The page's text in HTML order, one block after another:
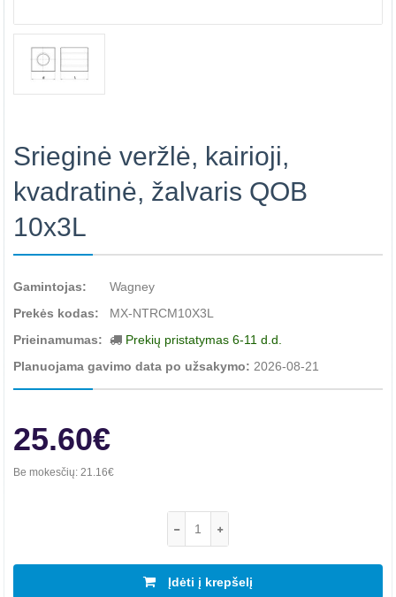
Srieginė veržlė, kairioji,
kvadratinė, žalvaris QOB
10x3L
Gamintojas:
Wagney
Prekės kodas:
MX-NTRCM10X3L
Prieinamumas:
Prekių pristatymas 6-11 d.d.
Planuojama gavimo data po užsakymo: 2026-08-21
25.60€
Be mokesčių: 21.16€
Įdėti į krepšelį